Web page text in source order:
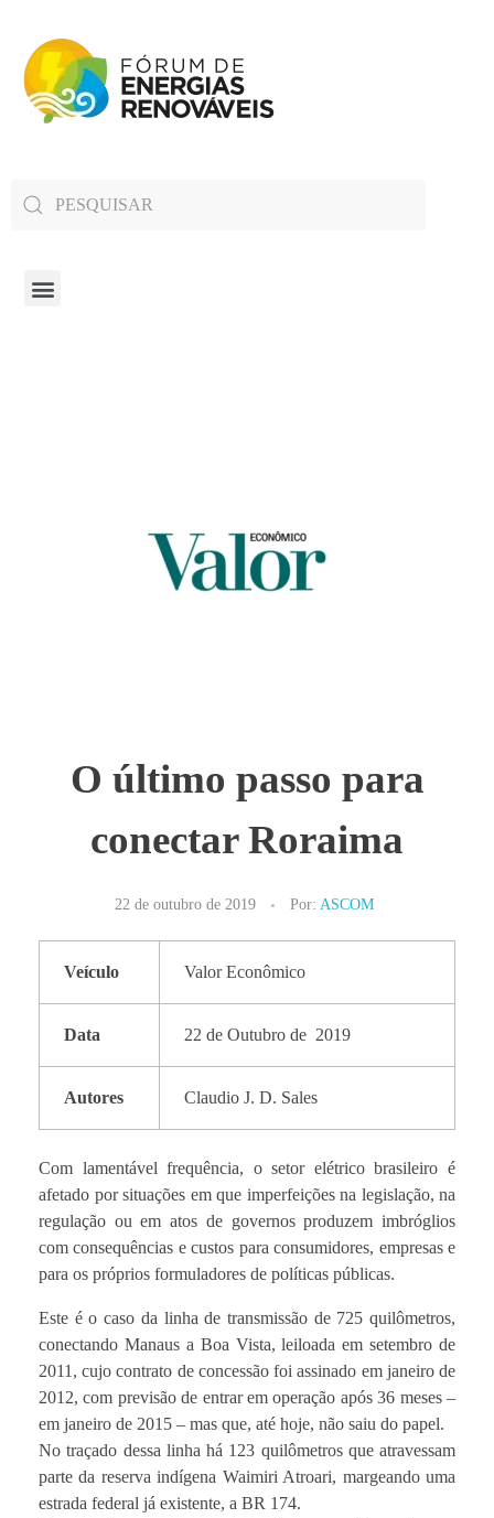
O último passo para
conectar Roraima
22 de outubro de 2019 Por: ASCOM
Veículo Valor Econômico
Data 22 de Outubro de 2019
Autores Claudio J. D. Sales
Com lamentável frequência, o setor elétrico brasileiro é
afetado por situações em que imperfeições na legislação, na
regulação ou em atos de governos produzem imbróglios
com consequências e custos para consumidores, empresas e
para os próprios formuladores de políticas públicas.
Este é o caso da linha de transmissão de 725 quilômetros,
conectando Manaus a Boa Vista, leiloada em setembro de
2011, cujo contrato de concessão foi assinado em janeiro de
2012, com previsão de entrar em operação após 36 meses –
em janeiro de 2015 – mas que, até hoje, não saiu do papel.
No traçado dessa linha há 123 quilômetros que atravessam
parte da reserva indígena Waimiri Atroari, margeando uma
estrada federal já existente, a BR 174.